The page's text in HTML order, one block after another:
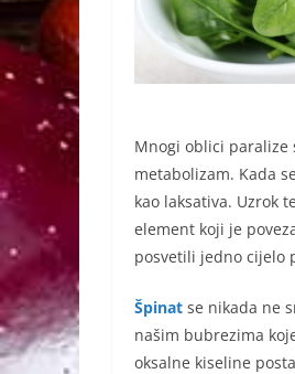
Mnogi oblici paralize
metabolizam. Kada
kao laksativa. Uzrok
element koji je
posvetili jedno cijelo
Špinat se nikada ne
našim bubrezima
oksalne kiseline